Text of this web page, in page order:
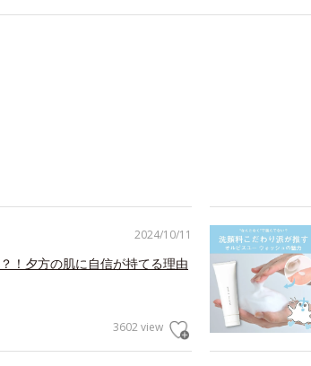
2024/10/11
！夕方の肌に自信が持てる理由
3602 view